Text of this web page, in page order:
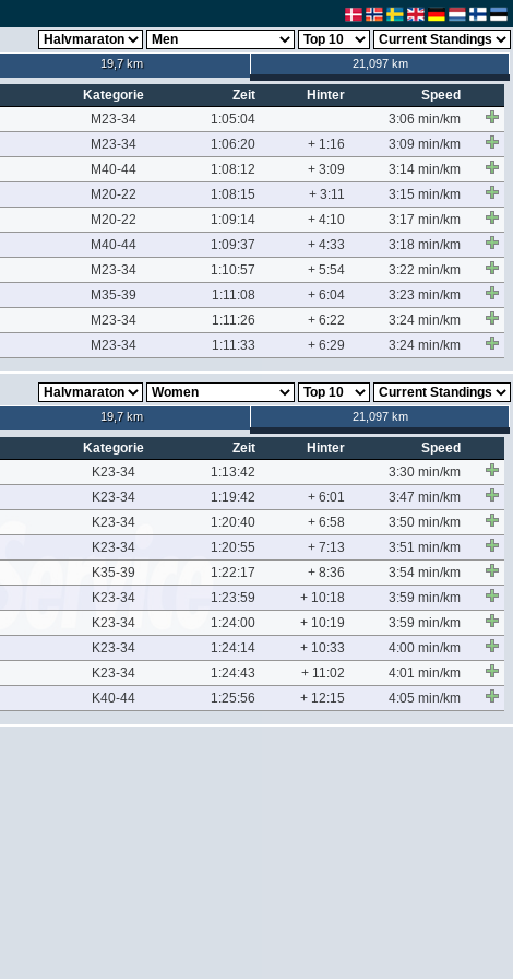
19,7 km 21,097 km
Kategorie Zeit Hinter
Speed
M23-34 1:05:04
3:06 min/km
M23-34 1:06:20 + 1:16
3:09 min/km
M40-44 1:08:12 + 3:09
3:14 min/km
M20-22 1:08:15 + 3:11
3:15 min/km
M20-22 1:09:14 + 4:10
3:17 min/km
M40-44 1:09:37 + 4:33
3:18 min/km
M23-34 1:10:57 + 5:54
3:22 min/km
M35-39 1:11:08 + 6:04
3:23 min/km
M23-34 1:11:26 + 6:22
3:24 min/km
M23-34 1:11:33 + 6:29 3:24 min/km
19,7 km 21,097 km
Kategorie Zeit Hinter
Speed
K23-34 1:13:42
3:30 min/km
K23-34 1:19:42 + 6:01
3:47 min/km
K23-34 1:20:40 + 6:58
3:50 min/km
K23-34 1:20:55 + 7:13
3:51 min/km
K35-39 1:22:17 + 8:36
3:54 min/km
K23-34 1:23:59 + 10:18
3:59 min/km
K23-34 1:24:00 + 10:19
3:59 min/km
K23-34 1:24:14 + 10:33
4:00 min/km
K23-34 1:24:43 + 11:02
4:01 min/km
K40-44 1:25:56 + 12:15 4:05 min/km